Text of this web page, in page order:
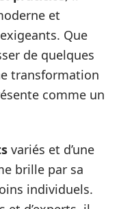
et
Que
de quelques
transformation
comme un
variés et d’une
brille par sa
individuels.